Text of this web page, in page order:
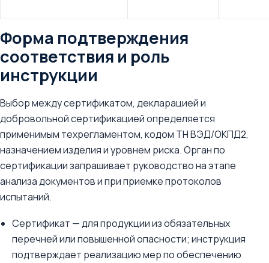
Форма подтверждения
соответствия и роль
инструкции
Выбор между сертификатом, декларацией и
добровольной сертификацией определяется
применимым техрегламентом, кодом ТН ВЭД/ОКПД2,
назначением изделия и уровнем риска. Орган по
сертификации запрашивает руководство на этапе
анализа документов и при приемке протоколов
испытаний.
Сертификат — для продукции из обязательных
перечней или повышенной опасности; инструкция
подтверждает реализацию мер по обеспечению